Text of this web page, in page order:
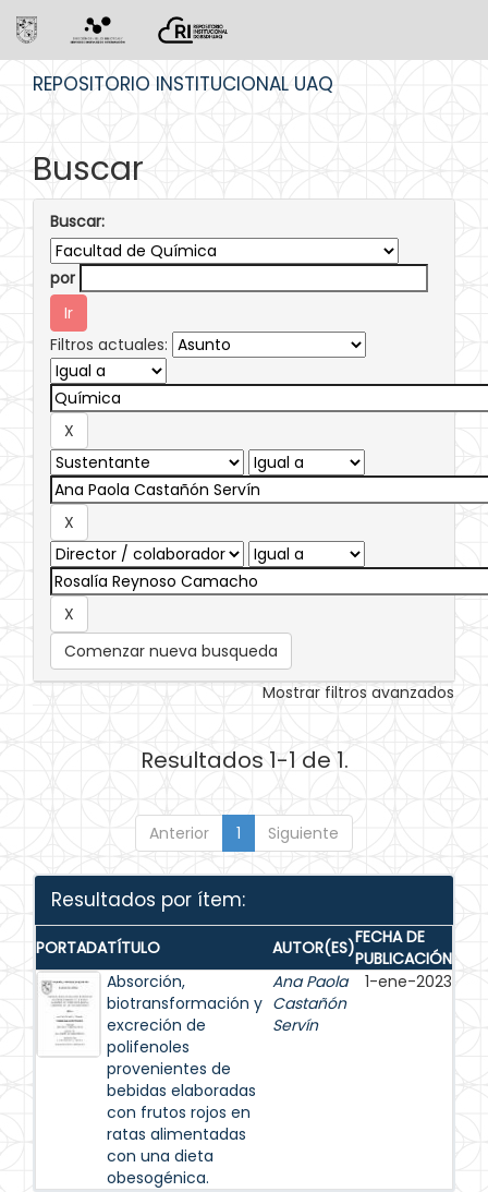
REPOSITORIO INSTITUCIONAL UAQ
Buscar
Buscar:
por
Filtros actuales:
Comenzar nueva busqueda
Mostrar filtros avanzados
Resultados 1-1 de 1.
Anterior 1 Siguiente
Resultados por ítem:
PORTADATÍTULO AUTOR(ES)FECHA DE
PUBLICACIÓN
Absorción,
biotransformación y
excreción de
polifenoles
provenientes de
bebidas elaboradas
con frutos rojos en
ratas alimentadas
con una dieta
obesogénica.
Ana Paola
Castañón
Servín
1-ene-2023